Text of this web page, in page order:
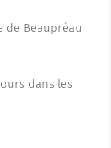
de Beaupréau
dans les